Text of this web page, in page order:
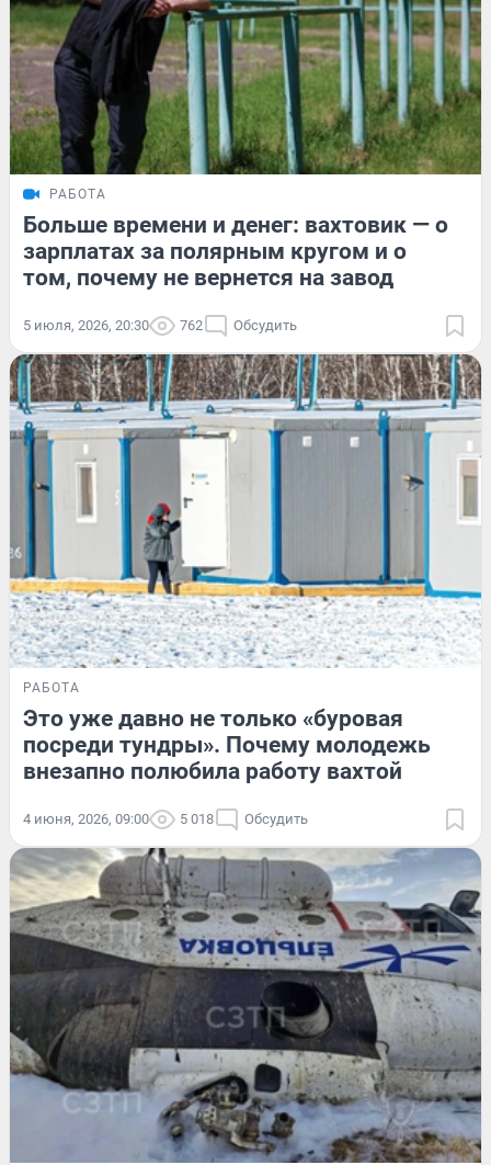
РАБОТА
Больше времени и денег: вахтовик — о
зарплатах за полярным кругом и о
том, почему не вернется на завод
5 июля, 2026, 20:30 762 Обсудить
РАБОТА
Это уже давно не только «буровая
посреди тундры». Почему молодежь
внезапно полюбила работу вахтой
4 июня, 2026, 09:00 5 018 Обсудить